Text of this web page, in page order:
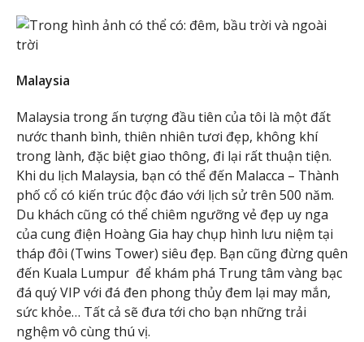
Malaysia
Malaysia trong ấn tượng đầu tiên của tôi là một đất
nước thanh bình, thiên nhiên tươi đẹp, không khí
trong lành, đặc biệt giao thông, đi lại rất thuận tiện.
Khi du lịch Malaysia, bạn có thể đến Malacca – Thành
phố cổ có kiến trúc độc đáo với lịch sử trên 500 năm.
Du khách cũng có thể chiêm ngưỡng vẻ đẹp uy nga
của cung điện Hoàng Gia hay chụp hình lưu niệm tại
tháp đôi (Twins Tower) siêu đẹp. Bạn cũng đừng quên
đến Kuala Lumpur để khám phá Trung tâm vàng bạc
đá quý VIP với đá đen phong thủy đem lại may mắn,
sức khỏe… Tất cả sẽ đưa tới cho bạn những trải
nghệm vô cùng thú vị.